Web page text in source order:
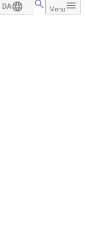
DA Menu